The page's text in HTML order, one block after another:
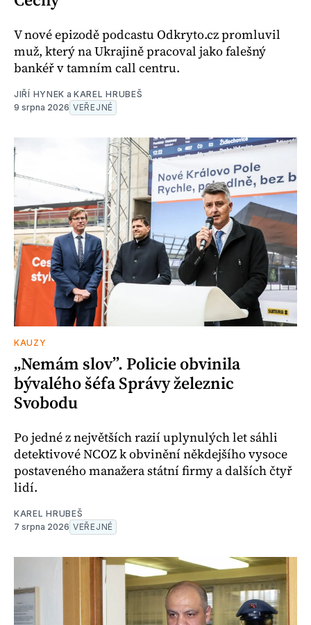
V nové epizodě podcastu Odkryto.cz promluvil
muž, který na Ukrajině pracoval jako falešný
bankéř v tamním call centru.
JIŘÍ HYNEK a KAREL HRUBEŠ
9 srpna 2026 VEŘEJNÉ
KAUZY
„Nemám slov”. Policie obvinila
bývalého šéfa Správy železnic
Svobodu
Po jedné z největších razií uplynulých let sáhli
detektivové NCOZ k obvinění někdejšího vysoce
postaveného manažera státní firmy a dalších čtyř
lidí.
KAREL HRUBEŠ
7 srpna 2026 VEŘEJNÉ